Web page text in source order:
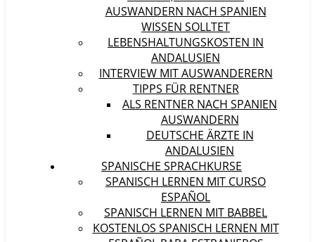
AUSWANDERN NACH SPANIEN
WISSEN SOLLTET
LEBENSHALTUNGSKOSTEN IN
ANDALUSIEN
INTERVIEW MIT AUSWANDERERN
TIPPS FÜR RENTNER
ALS RENTNER NACH SPANIEN
AUSWANDERN
DEUTSCHE ÄRZTE IN
ANDALUSIEN
SPANISCHE SPRACHKURSE
SPANISCH LERNEN MIT CURSO
ESPAÑOL
SPANISCH LERNEN MIT BABBEL
KOSTENLOS SPANISCH LERNEN MIT